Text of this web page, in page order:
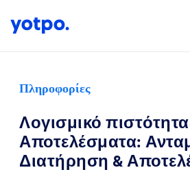
Πληροφορίες
Λογισμικό
Αποτελέσματα:
Διατήρηση &